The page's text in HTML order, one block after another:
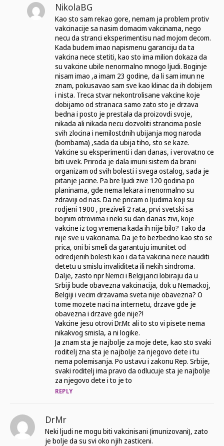
NikolaBG
Kao sto sam rekao gore, nemam ja problem protiv
vakcinacije sa nasim domacim vakcinama, nego
necu da stranci eksperimentisu nad mojom decom.
Kada budem imao napismenu garanciju da ta
vakcina nece stetiti, kao sto ima milion dokaza da
su vakcine ubile nenormalno mnogo ljudi. Boginje
nisam imao ,a imam 23 godine, da li sam imun ne
znam, pokusavao sam sve kao klinac da ih dobijem
i nista. Treca stvar nekontrolisane vakcine koje
dobijamo od stranaca samo zato sto je drzava
bedna i posto je prestala da proizovdi svoje,
nikada ali nikada necu dozvoliti strancima posle
svih zlocina i nemilostdnih ubijanja mog naroda
(bombama) ,sada da ubija tiho, sto se kaze.
Vakcine su eksperimenti i dan danas, i verovatno ce
biti uvek. Priroda je dala imuni sistem da brani
organizam od svih bolesti i svega ostalog, sada je
pitanje jacine. Pa bre ljudi zive 120 godina po
planinama, gde nema lekara i nenormalno su
zdraviji od nas. Da ne pricam o ljudima koji su
rodjeni 1900 , preziveli 2 rata, prvi svetski sa
bojnim otrovima i neki su dan danas zivi, koje
vakcine iz tog vremena kada ih nije bilo? Tako da
nije sve u vakcinama. Da je to bezbedno kao sto se
prica, oni bi smeli da garantuju imunitet od
odredjenih bolesti kao i da ta vakcina nece nauditi
detetu u smislu invaliditeta ili nekih sindroma.
Dalje, zasto npr Nemci i Belgijanci lobiraju da u
Srbiji bude obavezna vakcinacija, dok u Nemackoj,
Belgiji i vecim drzavama sveta nije obavezna? O
tome mozete naci na internetu, drzave gde je
obavezna i drzave gde nije?!
Vakcine jesu otrovi Dr.Mr. ali to sto vi pisete nema
nikakvog smisla, a ni logike.
Ja znam sta je najbolje za moje dete, kao sto svaki
roditelj zna sta je najbolje za njegovo dete i tu
nema polemisanja. Po ustavu i zakonu Rep. Srbije,
svaki roditelj ima pravo da odlucuje sta je najbolje
za njegovo dete i to je to
REPLY
DrMr
Neki ljudi ne mogu biti vakcinisani (imunizovani), zato
je bolje da su svi oko njih zasticeni.